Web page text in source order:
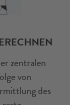
zentralen
von
des